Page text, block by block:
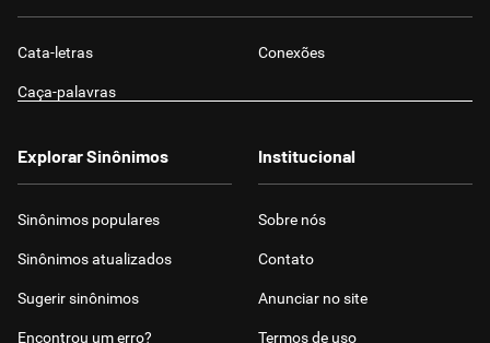
Cata-letras Conexões
Caça-palavras
Explorar Sinônimos
Sinônimos populares
Sinônimos atualizados
Sugerir sinônimos
Encontrou um erro?
Institucional
Sobre nós
Contato
Anunciar no site
Termos de uso